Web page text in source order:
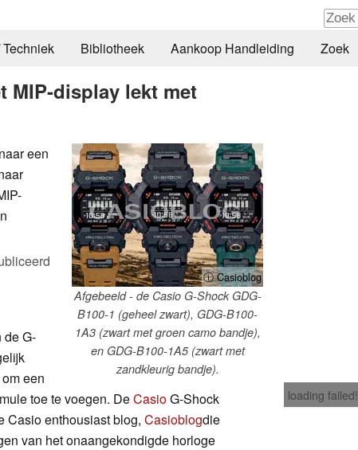
Techniek Bibliotheek Aankoop Handleiding Zoek
MIP-display lekt met
ⓘ Casioblog
Afgebeeld - de Casio G-Shock GDG-
B100-1 (geheel zwart), GDG-B100-
1A3 (zwart met groen camo bandje),
en GDG-B100-1A5 (zwart met
zandkleurig bandje).
een
loading failed!
de G-
een
toe te voegen. DeCasioG-Shock
Casio enthousiast blog, Casioblogdie
van het onaangekondigde horloge